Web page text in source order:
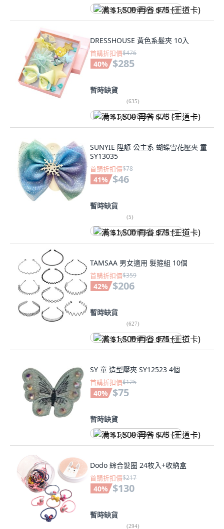
满 $1,500 再省 $75 (王道卡)
DRESSHOUSE 黃色系髮夾 10入
首購折扣價$476
40% $285
暫時缺貨
(635)
满 $1,500 再省 $75 (王道卡)
SUNYIE 陞諺 公主系 蝴蝶雪花壓夾 童
SY13035
首購折扣價$78
41% $46
暫時缺貨
(5)
满 $1,500 再省 $75 (王道卡)
TAMSAA 男女適用 髮箍組 10個
首購折扣價$359
42% $206
暫時缺貨
(627)
满 $1,500 再省 $75 (王道卡)
SY 童 造型壓夾 SY12523 4個
首購折扣價$125
40% $75
暫時缺貨
满 $1,500 再省 $75 (王道卡)
Dodo 綜合髮圈 24枚入+收納盒
首購折扣價$217
40% $130
暫時缺貨
(294)